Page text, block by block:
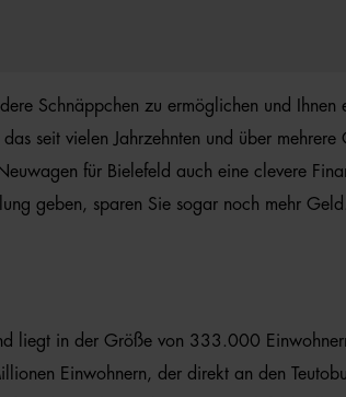
Schnäppchen zu ermöglichen und Ihnen
seit vielen Jahrzehnten und über
für Bielefeld auch eine clevere
geben, sparen Sie sogar noch mehr
liegt in der Größe von 333.000
Einwohnern, der direkt an den